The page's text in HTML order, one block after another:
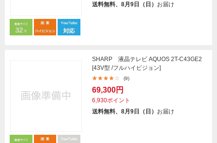
送料無料、8月9日（日） お届け
SHARP 液晶テレビ AQUOS 2T-C43GE2
[43V型 /フルハイビジョン]
(9)
69,300円
6,930ポイント
送料無料、8月9日（日） お届け